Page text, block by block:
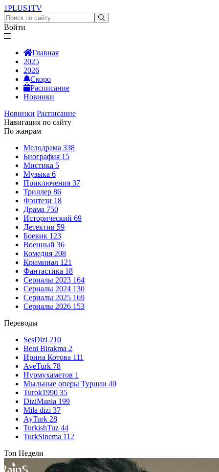
1PLUS1TV
Войти
Главная
2025
2026
Скоро
Расписание
Новинки
Новинки Расписание
Навигация по сайту
По жанрам
Мелодрама 338
Биография 15
Мистика 5
Музыка 6
Приключения 37
Триллер 86
Фэнтези 18
Драма 750
Исторический 69
Детектив 59
Боевик 123
Военный 36
Комедия 208
Криминал 121
Фантастика 18
Сериалы 2023 164
Сериалы 2024 130
Сериалы 2025 169
Сериалы 2026 153
Переводы
SesDizi 210
Beni Birakma 2
Ирина Котова 111
AveTurk 78
Нурмухаметов 1
Мыльные оперы Турции 40
Turok1990 35
DiziMania 199
Mila dizi 37
AyTurk 28
TurkishTuz 44
TurkSinema 112
Топ Недели